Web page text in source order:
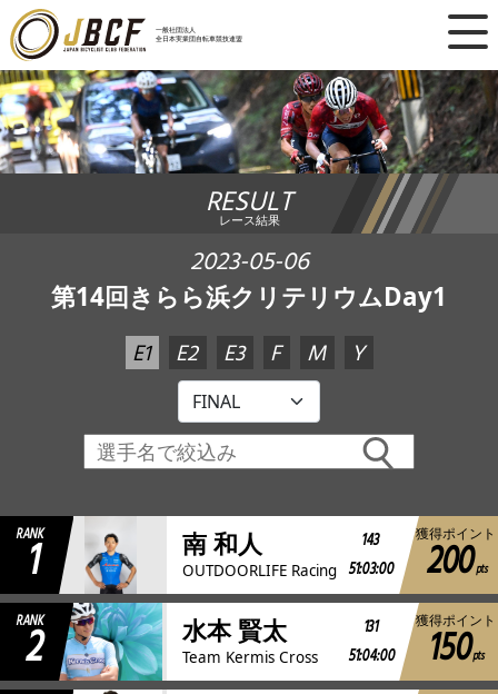
一般社団法人
全日本実業団自転車競技連盟
×
ニュース
レース日程
ランキング
レース結果
チーム・選手
競技ガイド
加盟・登録
JBCF ROAD SERIESとは
RESULT
レース結果
2023-05-06
第14回きらら浜クリテリウムDay1
E1 E2 E3 F M Y
RANK
1 南 和人
OUTDOORLIFE Racing
143
51:03:00
獲得ポイント
200 pts
RANK
2 水本 賢太
Team Kermis Cross
131
51:04:00
獲得ポイント
150pts